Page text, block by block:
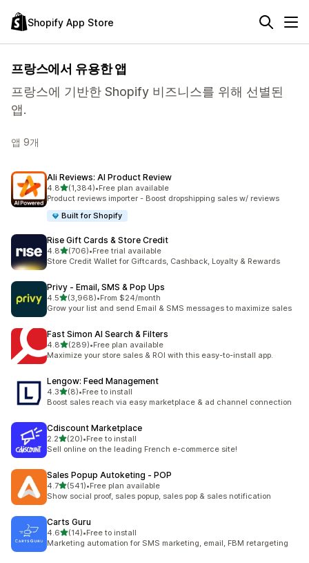
Shopify App Store
프랑스에서 유용한 앱
프랑스에 기반한 Shopify 비즈니스를 위해 선별된
앱.
앱 9개
Ali Reviews: AI Product Review
4.8별 5개 중
(1,384)
총 리뷰 1384개
•Free plan available
Product reviews importer - Boost dropshipping sales w/ reviews
Built for Shopify
Rise Gift Cards & Store Credit
4.8별 5개 중
(706)
총 리뷰 706개
•Free trial available
Store Credit Wallet for Giftcards, Cashback, Loyalty & Rewards
Privy ‑ Email, SMS & Pop Ups
4.5별 5개 중
(3,968)
총 리뷰 3968개
•From $24/month
Grow your list and send Email & SMS messages to maximize sales
Fast Simon AI Search & Filters
4.8별 5개 중
(289)
총 리뷰 289개
•Free plan available
Maximize your store sales & ROI with this easy-to-install app.
Lengow: Feed Management
4.3별 5개 중
(8)
총 리뷰 8개
•Free to install
Boost sales reach via easy marketplace & ad channel connection
Cdiscount Marketplace
2.2별 5개 중
(20)
총 리뷰 20개
•Free to install
Sell online on the leading French e-commerce site!
Sales Popup Autoketing ‑ POP
4.7별 5개 중
(541)
총 리뷰 541개
•Free plan available
Show social proof, sales popup, sales pop & sales notification
Carts Guru
4.6별 5개 중
(14)
총 리뷰 14개
•Free to install
Marketing automation for SMS marketing, email, FBM retargeting